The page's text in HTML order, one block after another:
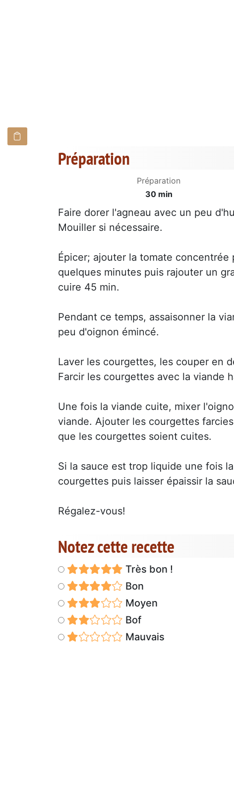
Préparation
Préparation
30 min
Faire dorer l'agneau avec un peu
Mouiller si nécessaire.
Épicer; ajouter la tomate
quelques minutes puis rajouter un
cuire 45 min.
Pendant ce temps, assaisonner la
peu d'oignon émincé.
Laver les courgettes, les couper en
Farcir les courgettes avec la viande
Une fois la viande cuite, mixer
viande. Ajouter les courgettes
que les courgettes soient cuites.
Si la sauce est trop liquide une fois
courgettes puis laisser épaissir la
Régalez-vous!
Notez cette recette
Très bon !
Bon
Moyen
Bof
Mauvais